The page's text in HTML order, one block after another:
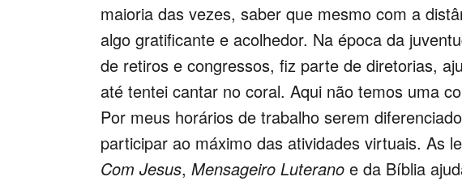
maioria das vezes, saber que mesmo com a
algo gratificante e acolhedor. Na época da
de retiros e congressos, fiz parte de diretorias,
até tentei cantar no coral. Aqui não temos uma
Por meus horários de trabalho serem
participar ao máximo das atividades virtuais. As
Com Jesus, Mensageiro Luterano e da Bíblia